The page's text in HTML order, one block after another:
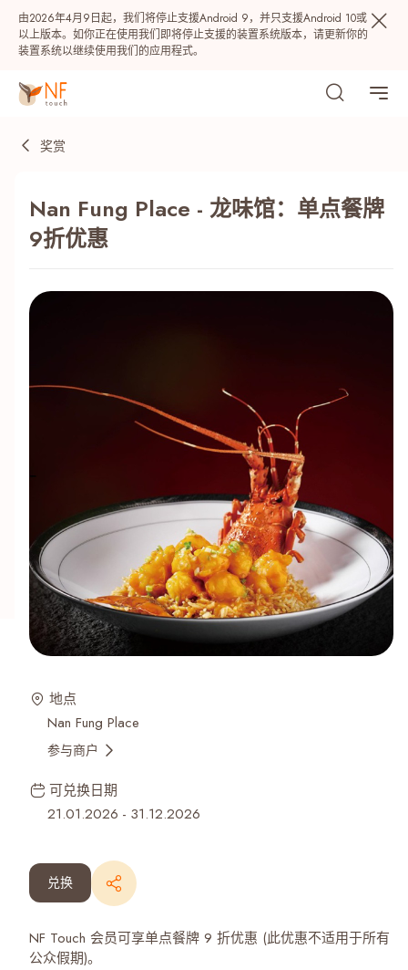
由2026年4月9日起，我们将停止支援Android 9，并只支援Android 10或
以上版本。如你正在使用我们即将停止支援的装置系统版本，请更新你的
装置系统以继续使用我们的应用程式。
最近搜寻纪录
奖赏
Nan Fung Place - 龙味馆：单点餐牌
9折优惠
地点
Nan Fung Place
参与商户
可兑换日期
21.01.2026 - 31.12.2026
兑换
NF Touch 会员可享单点餐牌 9 折优惠 (此优惠不适用于所有
公众假期)。